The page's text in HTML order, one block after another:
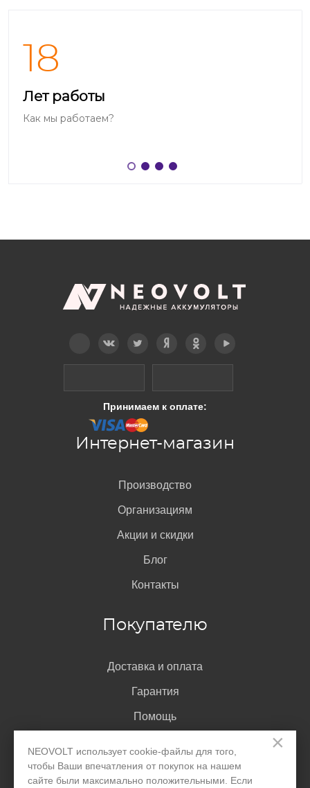
×
NEOVOLT использует cookie-файлы для того,
чтобы Ваши впечатления от покупок на нашем
сайте были максимально положительными. Если
18
Лет работы
Как мы работаем?
Принимаем к оплате:
Интернет-магазин
Производство
Организациям
Акции и скидки
Блог
Контакты
Покупателю
Доставка и оплата
Гарантия
Помощь
Написать директору